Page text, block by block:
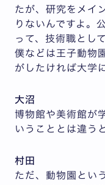
たが、研究をメイ
りないんですよ。
って、技術職とし
僕などは王子動物
がしたければ大学
大沼
博物館や美術館が
いうこととは違う
村田
ただ、動物園とい